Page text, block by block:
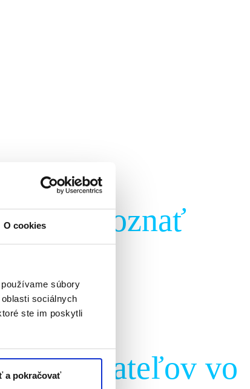
O cookies
súbory
sociálnych
ste im poskytli
a pokračovať
mal poznať
používateľov vo